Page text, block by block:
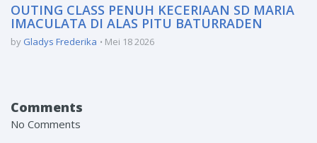
OUTING CLASS PENUH KECERIAAN SD MARIA
IMACULATA DI ALAS PITU BATURRADEN
by Gladys Frederika Mei 18 2026
Comments
No Comments